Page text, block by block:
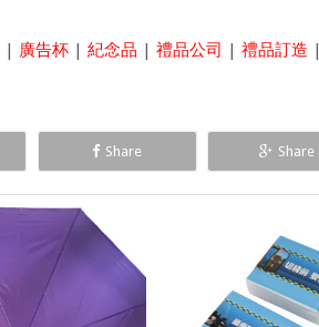
| 廣告杯 | 紀念品 | 禮品公司 | 禮品訂造 |
Share Share